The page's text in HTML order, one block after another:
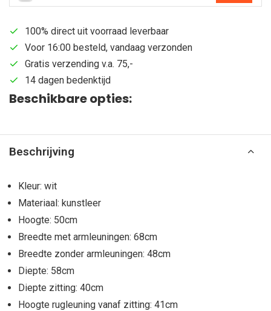
100% direct uit voorraad leverbaar
Voor 16:00 besteld, vandaag verzonden
Gratis verzending v.a. 75,-
14 dagen bedenktijd
Beschikbare opties:
Beschrijving
Kleur: wit
Materiaal: kunstleer
Hoogte: 50cm
Breedte met armleuningen: 68cm
Breedte zonder armleuningen: 48cm
Diepte: 58cm
Diepte zitting: 40cm
Hoogte rugleuning vanaf zitting: 41cm